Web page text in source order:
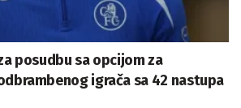
posudbu sa opcijom za
igrača sa 42 nastupa